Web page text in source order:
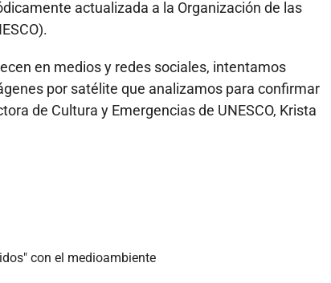
actualizada a la Organización de las
en medios y redes sociales, intentamos
por satélite que analizamos para confirmar
de Cultura y Emergencias de UNESCO, Krista
con el medioambiente